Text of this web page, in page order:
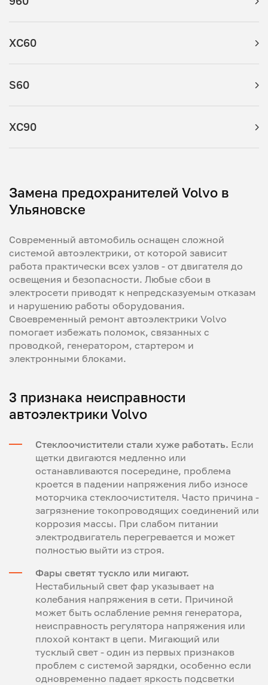
XC60
S60
XC90
Замена предохранителей Volvo в
Ульяновске
Современный автомобиль оснащен сложной
системой автоэлектрики, от которой зависит
работа практически всех узлов - от двигателя до
освещения и безопасности. Любые сбои в
электросети приводят к непредсказуемым отказам
и нарушению работы оборудования.
Своевременный ремонт автоэлектрики Volvo
помогает избежать поломок, связанных с
проводкой, генератором, стартером и
электронными блоками.
3 признака неисправности
автоэлектрики Volvo
Стеклоочистители стали хуже работать. Если
щетки двигаются медленно или
останавливаются посередине, проблема
кроется в падении напряжения либо износе
моторчика стеклоочистителя. Часто причина -
загрязнение токопроводящих соединений или
коррозия массы. При слабом питании
электродвигатель перегревается и может
полностью выйти из строя.
Фары светят тускло или мигают.
Нестабильный свет фар указывает на
колебания напряжения в сети. Причиной
может быть ослабление ремня генератора,
неисправность регулятора напряжения или
плохой контакт в цепи. Мигающий или
тусклый свет - один из первых признаков
проблем с системой зарядки, особенно если
одновременно падает яркость подсветки